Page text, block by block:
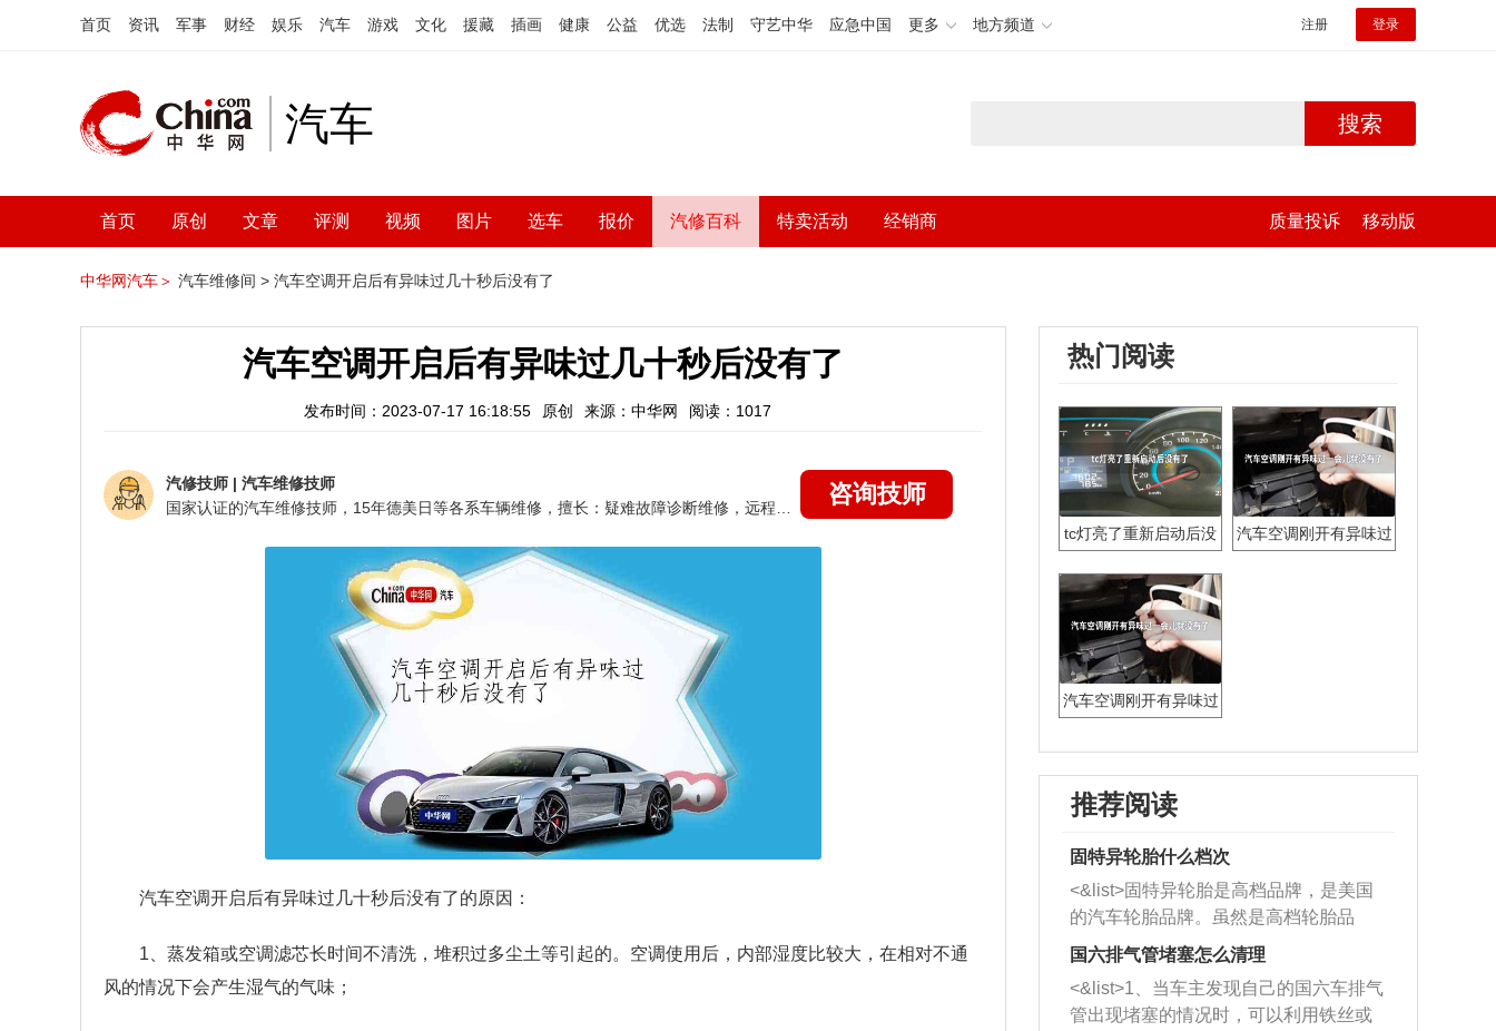
首页 资讯 军事 财经 娱乐 汽车 游戏 文化 援藏 插画 健康 公益 优选 法制 守艺中华 应急中国 更多 地方频道 注册 登录
汽车 搜索
首页 原创 文章 评测 视频 图片 选车 报价 汽修百科 特卖活动 经销商 质量投诉 移动版
中华网汽车＞ 汽车维修间 > 汽车空调开启后有异味过几十秒后没有了
汽车空调开启后有异味过几十秒后没有了
发布时间：2023-07-17 16:18:55 原创 来源：中华网 阅读：1017
汽修技师 | 汽车维修技师
咨询技师
汽车空调开启后有异味过几十秒后没有了的原因：
1、蒸发箱或空调滤芯长时间不清洗，堆积过多尘土等引起的。空调使用后，内部湿度比较大，在相对不通
风的情况下会产生湿气的气味；
热门阅读
tc灯亮了重新启动后没
汽车空调刚开有异味过
汽车空调刚开有异味过
推荐阅读
固特异轮胎什么档次
<&list>固特异轮胎是高档品牌，是美国
的汽车轮胎品牌。虽然是高档轮胎品
牌，但是中高低端的轮胎都有生产，这
也是为了更好的开拓市场。
国六排气管堵塞怎么清理
<&list>1、当车主发现自己的国六车排气
管出现堵塞的情况时，可以利用铁丝或